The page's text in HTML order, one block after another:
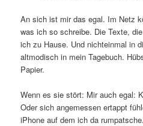
An sich ist mir das egal. Im Netz
was ich so schreibe. Die Texte,
ich zu Hause. Und nichteinmal in
altmodisch in mein Tagebuch.
Papier.
Wenn es sie stört: Mir auch egal:
Oder sich angemessen ertappt
iPhone auf dem ich da rumpatsche.